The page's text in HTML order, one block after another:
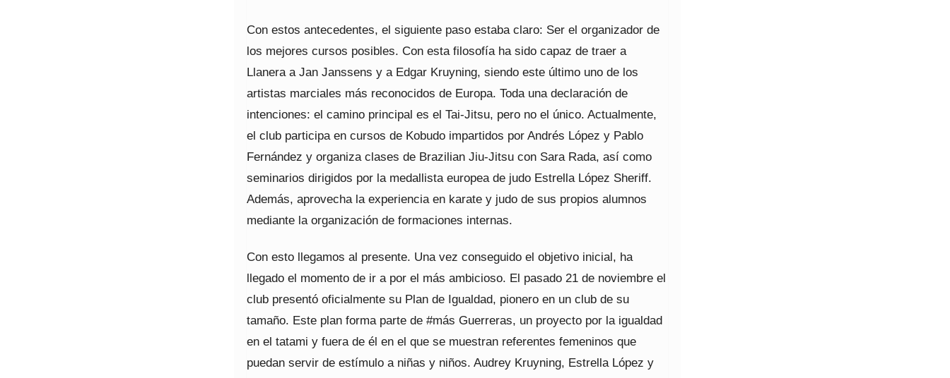
Con estos antecedentes, el siguiente paso estaba claro: Ser el organizador de
los mejores cursos posibles. Con esta filosofía ha sido capaz de traer a
Llanera a Jan Janssens y a Edgar Kruyning, siendo este último uno de los
artistas marciales más reconocidos de Europa. Toda una declaración de
intenciones: el camino principal es el Tai-Jitsu, pero no el único. Actualmente,
el club participa en cursos de Kobudo impartidos por Andrés López y Pablo
Fernández y organiza clases de Brazilian Jiu-Jitsu con Sara Rada, así como
seminarios dirigidos por la medallista europea de judo Estrella López Sheriff.
Además, aprovecha la experiencia en karate y judo de sus propios alumnos
mediante la organización de formaciones internas.
Con esto llegamos al presente. Una vez conseguido el objetivo inicial, ha
llegado el momento de ir a por el más ambicioso. El pasado 21 de noviembre el
club presentó oficialmente su Plan de Igualdad, pionero en un club de su
tamaño. Este plan forma parte de #más Guerreras, un proyecto por la igualdad
en el tatami y fuera de él en el que se muestran referentes femeninos que
puedan servir de estímulo a niñas y niños. Audrey Kruyning, Estrella López y